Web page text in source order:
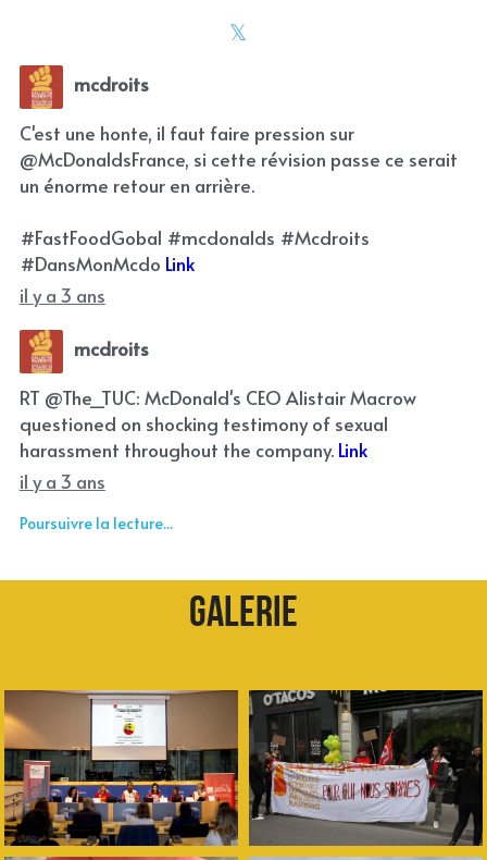
mcdroits
C'est une honte, il faut faire pression sur
@McDonaldsFrance, si cette révision passe ce serait
un énorme retour en arrière.
#FastFoodGobal #mcdonalds #Mcdroits
#DansMonMcdo Link
il y a 3 ans
mcdroits
RT @The_TUC: McDonald's CEO Alistair Macrow
questioned on shocking testimony of sexual
harassment throughout the company. Link
il y a 3 ans
Poursuivre la lecture...
Galerie